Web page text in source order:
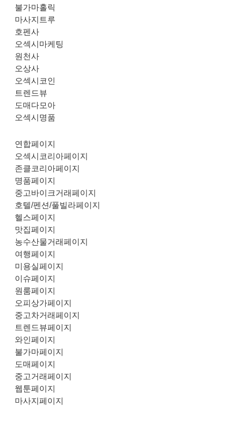
불가마홀릭
마사지트루
호펜사
오섹시마케팅
원천사
오상사
오섹시코인
트렌드뷰
도매다모아
오섹시명품
연합페이지
오섹시코리아페이지
존클코리아페이지
명품페이지
중고바이크거래페이지
호텔/펜션/풀빌라페이지
헬스페이지
맛집페이지
농수산물거래페이지
여행페이지
미용실페이지
이슈페이지
원룸페이지
오피상가페이지
중고차거래페이지
트렌드뷰페이지
와인페이지
불가마페이지
도매페이지
중고거래페이지
웹툰페이지
마사지페이지